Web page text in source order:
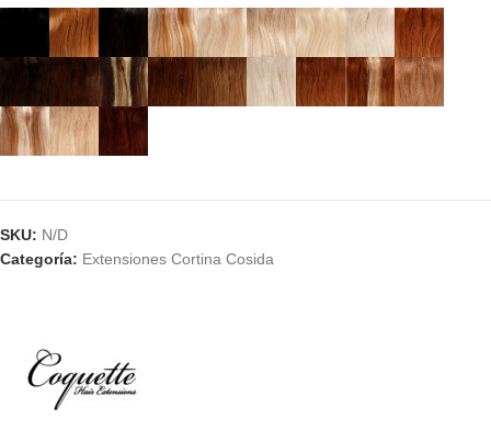
SKU: N/D
Categoría: Extensiones Cortina Cosida